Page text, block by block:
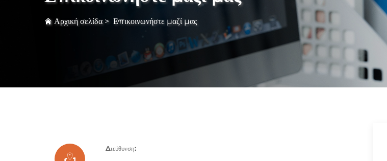
Αρχική σελίδα> Επικοινωνήστε μαζί μας
Διεύθυνση: